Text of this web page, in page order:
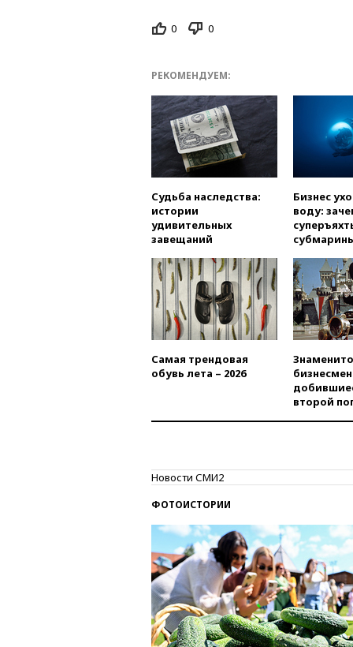
0 0
РЕКОМЕНДУЕМ:
Судьба наследства:
истории
удивительных
завещаний
Бизнес
воду:
Самая трендовая
обувь лета – 2026
второй
Новости СМИ2
ФОТОИСТОРИИ